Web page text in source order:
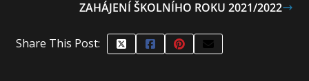
ZAHÁJENÍ ŠKOLNÍHO ROKU 2021/2022
Share This Post: